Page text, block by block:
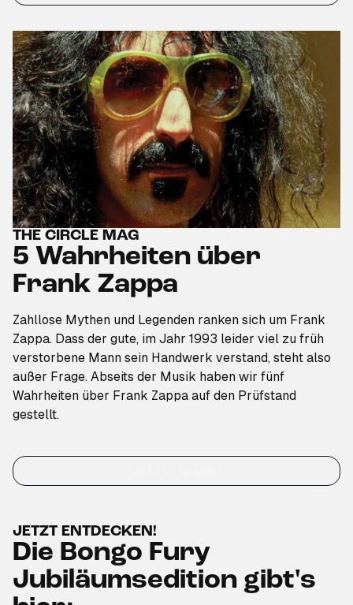
THE CIRCLE MAG
5 Wahrheiten über
Frank Zappa
Zahllose Mythen und Legenden ranken sich um Frank
Zappa. Dass der gute, im Jahr 1993 leider viel zu früh
verstorbene Mann sein Handwerk verstand, steht also
außer Frage. Abseits der Musik haben wir fünf
Wahrheiten über Frank Zappa auf den Prüfstand
gestellt.
JETZT ENTDECKEN!
Die Bongo Fury
Jubiläumsedition gibt's